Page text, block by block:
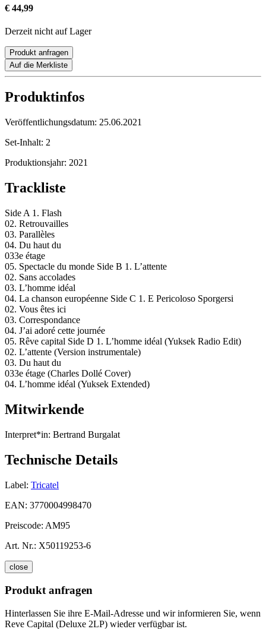
€ 44,99
Derzeit nicht auf Lager
Produkt anfragen
Auf die Merkliste
Produktinfos
Veröffentlichungsdatum: 25.06.2021
Set-Inhalt: 2
Produktionsjahr: 2021
Trackliste
Side A 1. Flash
02. Retrouvailles
03. Parallèles
04. Du haut du
033e étage
05. Spectacle du monde Side B 1. L’attente
02. Sans accolades
03. L’homme idéal
04. La chanson européenne Side C 1. E Pericoloso Sporgersi
02. Vous êtes ici
03. Correspondance
04. J’ai adoré cette journée
05. Rêve capital Side D 1. L’homme idéal (Yuksek Radio Edit)
02. L’attente (Version instrumentale)
03. Du haut du
033e étage (Charles Dollé Cover)
04. L’homme idéal (Yuksek Extended)
Mitwirkende
Interpret*in: Bertrand Burgalat
Technische Details
Label: Tricatel
EAN: 3770004998470
Preiscode: AM95
Art. Nr.: X50119253-6
close
Produkt anfragen
Hinterlassen Sie ihre E-Mail-Adresse und wir informieren Sie, wenn
Reve Capital (Deluxe 2LP) wieder verfügbar ist.